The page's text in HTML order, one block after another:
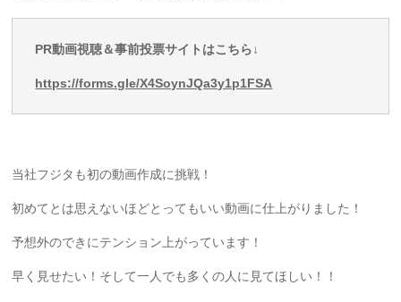
PR動画視聴＆事前投票サイトはこちら↓
https://forms.gle/X4SoynJQa3y1p1FSA
当社フジタも初の動画作成に挑戦！
初めてとは思えないほどとってもいい動画に仕上がりました！
予想外のできにテンション上がっています！
早く見せたい！そして一人でも多くの人に見てほしい！！